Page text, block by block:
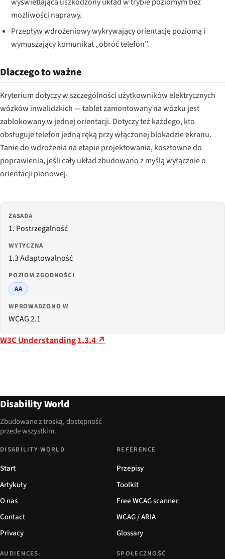
możliwości naprawy.
Przepływ wdrożeniowy wykrywający orientację poziomą i
wymuszający komunikat „obróć telefon”.
Dlaczego to ważne
Kryterium dotyczy w szczególności użytkowników elektrycznych
wózków inwalidzkich — tablet zamontowany na wózku jest
zablokowany w jednej orientacji. Dotyczy też każdego, kto
obsługuje telefon jedną ręką przy włączonej blokadzie ekranu.
Tanie do wdrożenia na etapie projektowania, kosztowne do
poprawienia, jeśli cały układ zbudowano z myślą wyłącznie o
orientacji pionowej.
ZASADA
1. Postrzegalność
WYTYCZNA
1.3 Adaptowalność
POZIOM ZGODNOŚCI
AA
WPROWADZONO W
WCAG 2.1
W3C Understanding 1.3.4 ↗
Disability World
Zbudowane z troską, dostępność
przede wszystkim.
DISABILITY WORLD
Start
Artykuły
O nas
Contact
Privacy
REFERENCE
Przepisy
Toolkit
Free WCAG scanner
WCAG / ARIA
Glossary
AUDIENCES SPOŁECZNOŚĆ